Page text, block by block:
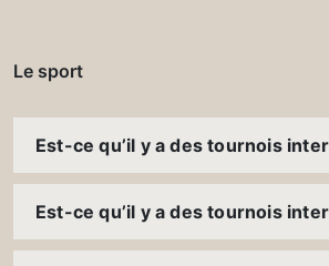
Le sport
Est-ce qu’il y a des tournois
Est-ce qu’il y a des tournois